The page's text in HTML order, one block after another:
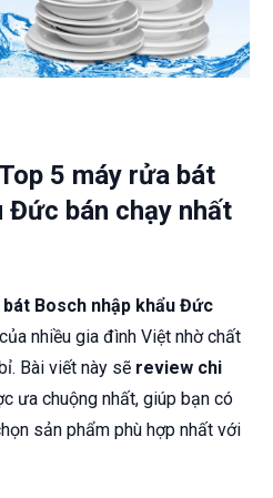
5 máy rửa bát
Đức bán chạy nhất
Bosch nhập khẩu Đức
nhiều gia đình Việt nhờ chất
Bài viết này sẽ review chi
ưa chuộng nhất, giúp bạn có
sản phẩm phù hợp nhất với